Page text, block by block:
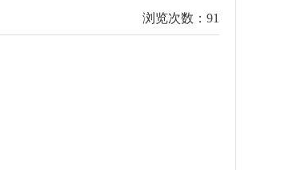
浏览次数： 91